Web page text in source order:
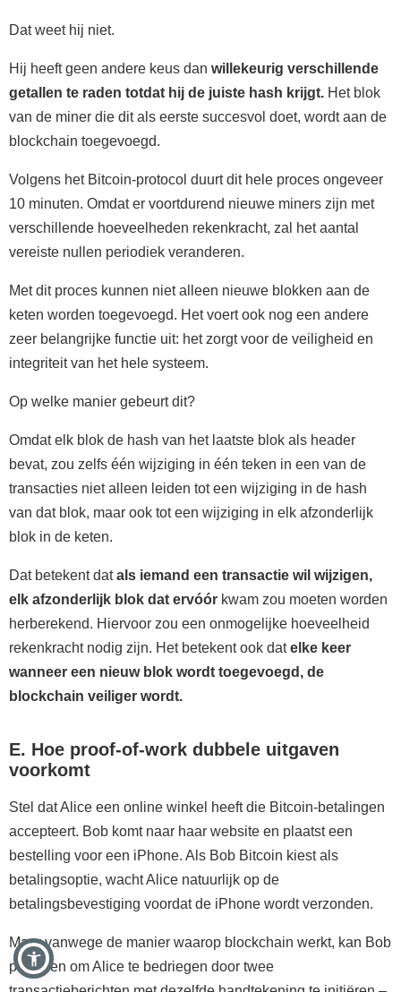
Dat weet hij niet.
Hij heeft geen andere keus dan willekeurig verschillende
getallen te raden totdat hij de juiste hash krijgt. Het blok
van de miner die dit als eerste succesvol doet, wordt aan de
blockchain toegevoegd.
Volgens het Bitcoin-protocol duurt dit hele proces ongeveer
10 minuten. Omdat er voortdurend nieuwe miners zijn met
verschillende hoeveelheden rekenkracht, zal het aantal
vereiste nullen periodiek veranderen.
Met dit proces kunnen niet alleen nieuwe blokken aan de
keten worden toegevoegd. Het voert ook nog een andere
zeer belangrijke functie uit: het zorgt voor de veiligheid en
integriteit van het hele systeem.
Op welke manier gebeurt dit?
Omdat elk blok de hash van het laatste blok als header
bevat, zou zelfs één wijziging in één teken in een van de
transacties niet alleen leiden tot een wijziging in de hash
van dat blok, maar ook tot een wijziging in elk afzonderlijk
blok in de keten.
Dat betekent datals iemand een transactie wil wijzigen,
elk afzonderlijk blok dat ervóór kwam zou moeten worden
herberekend. Hiervoor zou een onmogelijke hoeveelheid
rekenkracht nodig zijn. Het betekent ook datelke keer
wanneer een nieuw blok wordt toegevoegd, de
blockchain veiliger wordt.
E. Hoe proof-of-work dubbele uitgaven
voorkomt
Stel dat Alice een online winkel heeft die Bitcoin-betalingen
accepteert. Bob komt naar haar website en plaatst een
bestelling voor een iPhone. Als Bob Bitcoin kiest als
betalingsoptie, wacht Alice natuurlijk op de
betalingsbevestiging voordat de iPhone wordt verzonden.
Maar vanwege de manier waarop blockchain werkt, kan Bob
proberen om Alice te bedriegen door twee